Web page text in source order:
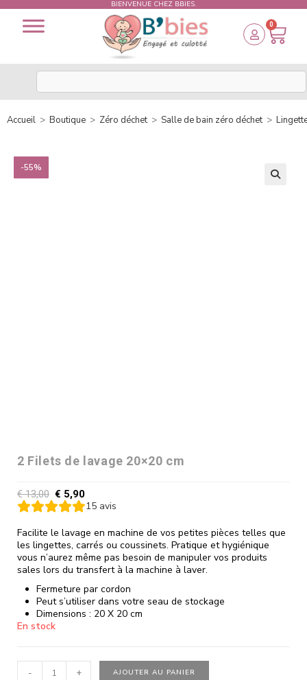
BIENVENUE CHEZ BBIES.
0
Accueil > Boutique > Zéro déchet > Salle de bain zéro déchet >
-55%
2 Filets de lavage 20×20 cm
€13,00 € 5,90
15 avis
Facilite le lavage en machine de vos petites pièces telles que
les lingettes, carrés ou coussinets. Pratique et hygiénique
vous n’aurez même pas besoin de manipuler vos produits
sales lors du transfert à la machine à laver.
Fermeture par cordon
Peut s’utiliser dans votre seau de stockage
Dimensions : 20 X 20 cm
En stock
- + AJOUTER AU PANIER